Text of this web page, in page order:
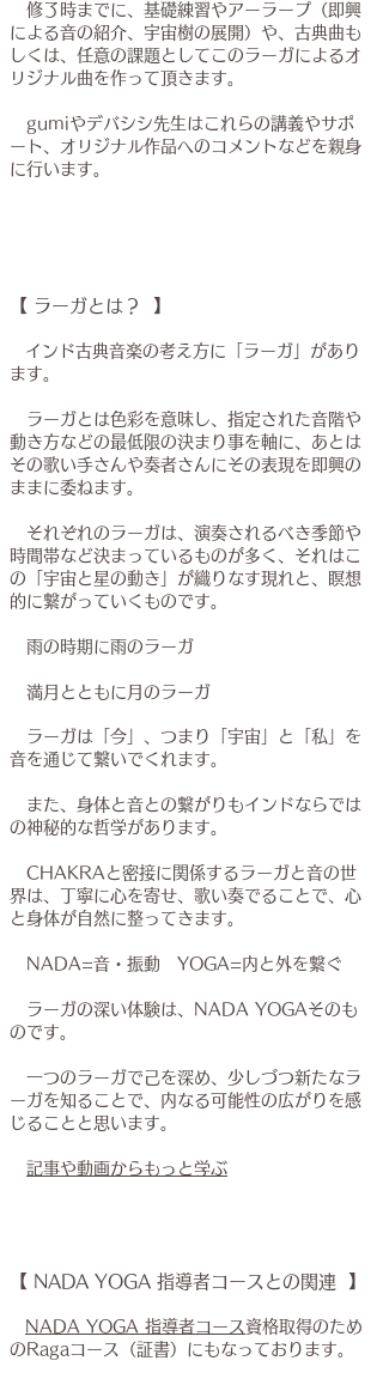
修了時までに、基礎練習やアーラープ（即興
による音の紹介、宇宙樹の展開）や、古典曲も
しくは、任意の課題としてこのラーガによるオ
リジナル曲を作って頂きます。
gumiやデバシシ先生はこれらの講義やサポ
ート、オリジナル作品へのコメントなどを親身
に行います。
【 ラーガとは？ 】
インド古典音楽の考え方に「ラーガ」があり
ます。
​ ラーガとは色彩を意味し、指定された音階や
動き方などの最低限の決まり事を軸に、あとは
その歌い手さんや奏者さんにその表現を即興の
ままに委ねます。
それぞれのラーガは、演奏されるべき季節や
時間帯など決まっているものが多く、それはこ
の「宇宙と星の動き」が織りなす現れと、瞑想
的に繋がっていくものです。
雨の時期に雨のラーガ
満月とともに月のラーガ
ラーガは「今」、つまり「宇宙」と「私」を
音を通じて繋いでくれます。
また、身体と音との繋がりもインドならでは
の神秘的な哲学があります。
CHAKRAと密接に関係するラーガと音の世
界は、丁寧に心を寄せ、歌い奏でることで、心
と身体が自然に整っ てきます。
NADA=音・振動 YOGA=内と外を繋ぐ
​ ラーガの深い体験は、NADA YOGAそのも
のです。
​ 一つのラーガで己を深め、少しづつ新たなラ
ーガを知ることで、内なる可能性の広がりを感
じることと思います。
記事や動画からもっと学ぶ
【 NADA YOGA 指導者コースとの関連 】
NADA YOGA 指導者コース 資格取得のため
のRagaコース（証書）にもなっております。